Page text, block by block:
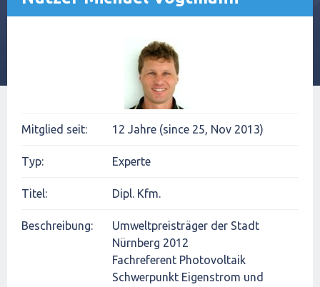
Mitglied seit: 12 Jahre (since 25, Nov 2013)
Typ: Experte
Titel: Dipl. Kfm.
Beschreibung:
Umweltpreisträger der Stadt
Nürnberg 2012
Fachreferent Photovoltaik
Schwerpunkt Eigenstrom und